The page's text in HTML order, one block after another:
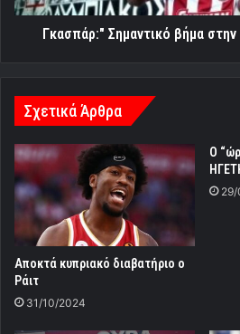
Γκασπάρ:" Σημαντικό βήμα
Σχετικά Άρθρα
Αποκτά κυπριακό διαβατήριο ο
Ράιτ
31/10/2024
Ο